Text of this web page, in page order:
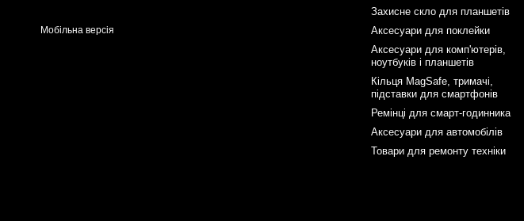
Мобільна версія
Захисне скло для планшетів
Аксесуари для поклейки
Аксесуари для комп'ютерів,
ноутбуків і планшетів
Кільця MagSafe, тримачі,
підставки для смартфонів
Ремінці для смарт-годинника
Аксесуари для автомобілів
Товари для ремонту техніки